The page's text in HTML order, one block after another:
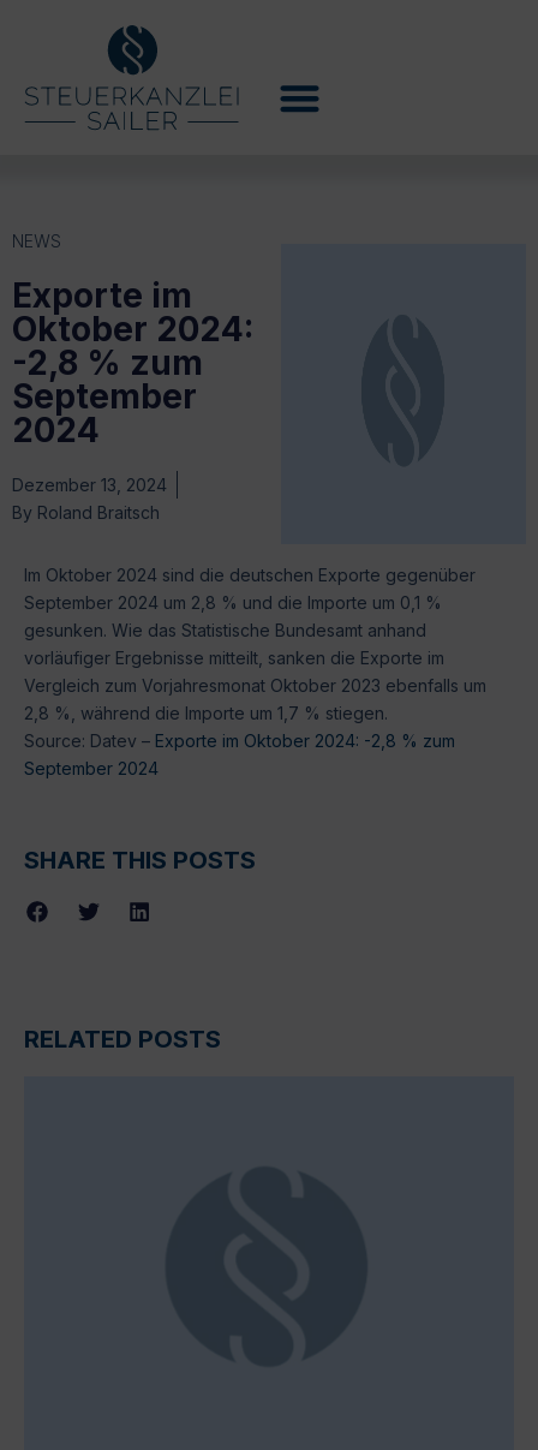
NEWS
Exporte im
Oktober 2024:
-2,8 % zum
September
2024
Dezember 13, 2024
By Roland Braitsch
Im Oktober 2024 sind die deutschen Exporte gegenüber
September 2024 um 2,8 % und die Importe um 0,1 %
gesunken. Wie das Statistische Bundesamt anhand
vorläufiger Ergebnisse mitteilt, sanken die Exporte im
Vergleich zum Vorjahresmonat Oktober 2023 ebenfalls um
2,8 %, während die Importe um 1,7 % stiegen.
Source: Datev – Exporte im Oktober 2024: -2,8 % zum
September 2024
SHARE THIS POSTS
RELATED POSTS